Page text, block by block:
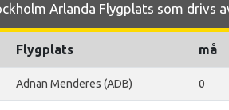
Arlanda Flygplats som drivs
Flygplats må
Adnan Menderes (ADB) 0